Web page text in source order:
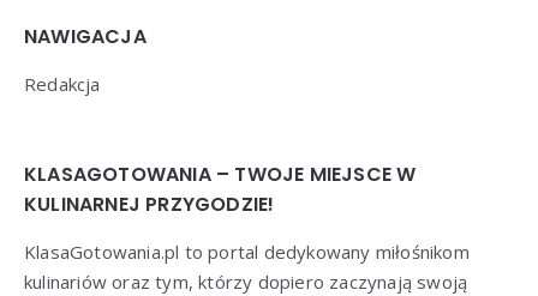
NAWIGACJA
Redakcja
KLASAGOTOWANIA – TWOJE MIEJSCE W
KULINARNEJ PRZYGODZIE!
KlasaGotowania.pl to portal dedykowany miłośnikom
kulinariów oraz tym, którzy dopiero zaczynają swoją